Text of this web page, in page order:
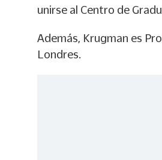
unirse al Centro de
Además, Krugman es
Londres.